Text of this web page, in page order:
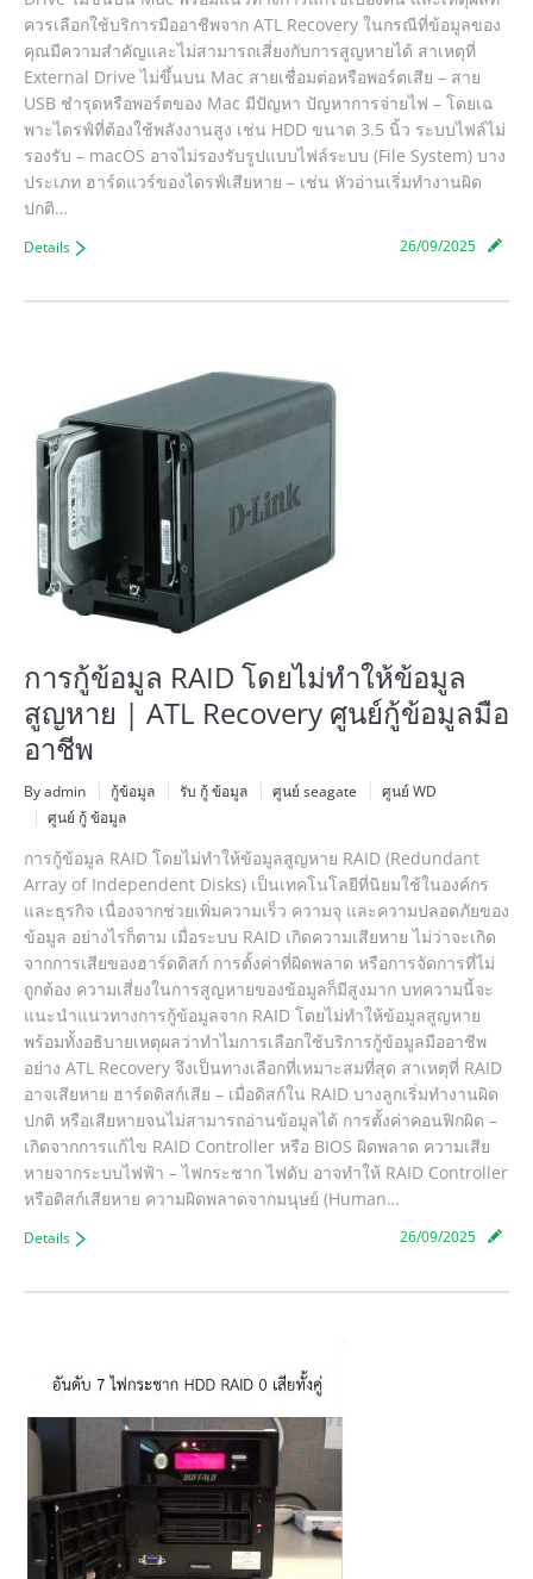
ควรเลือกใช้บริการมืออาชีพจาก ATL Recovery ในกรณีที่ข้อมูลของ
คุณมีความสำคัญและไม่สามารถเสี่ยงกับการสูญหายได้ สาเหตุที่
External Drive ไม่ขึ้นบน Mac สายเชื่อมต่อหรือพอร์ตเสีย – สาย
USB ชำรุดหรือพอร์ตของ Mac มีปัญหา ปัญหาการจ่ายไฟ – โดยเฉ
พาะไดรฟ์ที่ต้องใช้พลังงานสูง เช่น HDD ขนาด 3.5 นิ้ว ระบบไฟล์ไม่
รองรับ – macOS อาจไม่รองรับรูปแบบไฟล์ระบบ (File System) บาง
ประเภท ฮาร์ดแวร์ของไดรฟ์เสียหาย – เช่น หัวอ่านเริ่มทำงานผิด
ปกติ…
26/09/2025
Details
การกู้ข้อมูล RAID โดยไม่ทำให้ข้อมูล
สูญหาย | ATL Recovery ศูนย์กู้ข้อมูลมือ
อาชีพ
By admin กู้ข้อมูล รับ กู้ ข้อมูล ศูนย์ seagate
ศูนย์ WD
ศูนย์ กู้ ข้อมูล
การกู้ข้อมูล RAID โดยไม่ทำให้ข้อมูลสูญหาย RAID (Redundant
Array of Independent Disks) เป็นเทคโนโลยีที่นิยมใช้ในองค์กร
และธุรกิจ เนื่องจากช่วยเพิ่มความเร็ว ความจุ และความปลอดภัยของ
ข้อมูล อย่างไรก็ตาม เมื่อระบบ RAID เกิดความเสียหาย ไม่ว่าจะเกิด
จากการเสียของฮาร์ดดิสก์ การตั้งค่าที่ผิดพลาด หรือการจัดการที่ไม่
ถูกต้อง ความเสี่ยงในการสูญหายของข้อมูลก็มีสูงมาก บทความนี้จะ
แนะนำแนวทางการกู้ข้อมูลจาก RAID โดยไม่ทำให้ข้อมูลสูญหาย
พร้อมทั้งอธิบายเหตุผลว่าทำไมการเลือกใช้บริการกู้ข้อมูลมืออาชีพ
อย่าง ATL Recovery จึงเป็นทางเลือกที่เหมาะสมที่สุด สาเหตุที่ RAID
อาจเสียหาย ฮาร์ดดิสก์เสีย – เมื่อดิสก์ใน RAID บางลูกเริ่มทำงานผิด
ปกติ หรือเสียหายจนไม่สามารถอ่านข้อมูลได้ การตั้งค่าคอนฟิกผิด –
เกิดจากการแก้ไข RAID Controller หรือ BIOS ผิดพลาด ความเสีย
หายจากระบบไฟฟ้า – ไฟกระชาก ไฟดับ อาจทำให้ RAID Controller
หรือดิสก์เสียหาย ความผิดพลาดจากมนุษย์ (Human…
26/09/2025
Details